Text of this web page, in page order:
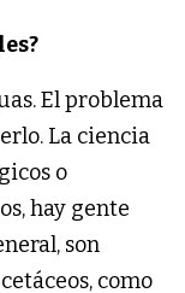
El problema
La ciencia
o
hay gente
son
como